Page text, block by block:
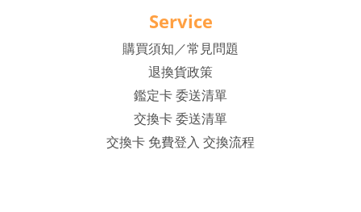
Service
購買須知／常見問題
退換貨政策
鑑定卡 委送清單
交換卡 委送清單
交換卡 免費登入 交換流程